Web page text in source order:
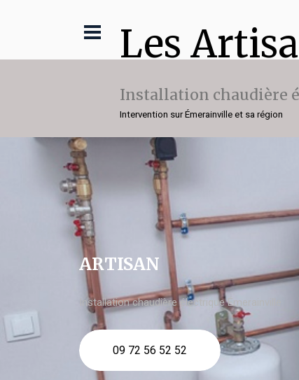
Les
Installation chaudière
Intervention sur Émerainville et sa région
ARTISAN
Installation chaudière électrique Émerainville
09 72 56 52 52